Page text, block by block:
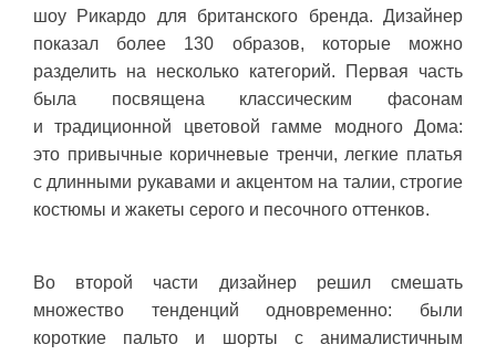
шоу Рикардо для британского бренда. Дизайнер
показал более 130 образов, которые можно
разделить на несколько категорий. Первая часть
была посвящена классическим фасонам
и традиционной цветовой гамме модного Дома:
это привычные коричневые тренчи, легкие платья
с длинными рукавами и акцентом на талии, строгие
костюмы и жакеты серого и песочного оттенков.
Во второй части дизайнер решил смешать
множество тенденций одновременно: были
короткие пальто и шорты с анималистичным